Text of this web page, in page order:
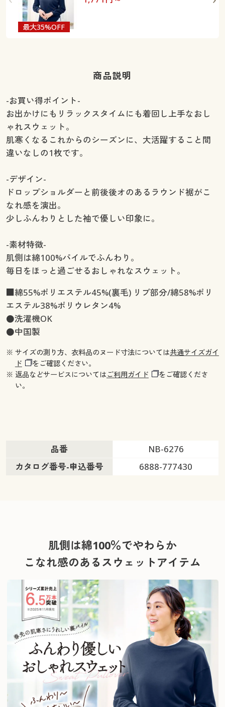
最大35%OFF
商品説明
-お買い得ポイント-
お出かけにもリラックスタイムにも着回し上手なおし
ゃれスウェット。
肌寒くなるこれからのシーズンに、大活躍すること間
違いなしの1枚です。
-デザイン-
ドロップショルダーと前後後オのあるラウンド裾がこ
なれ感を演出。
少しふんわりとした袖で優しい印象に。
-素材特徴-
肌側は綿100%パイルでふんわり。
毎日をほっと過ごせるおしゃれなスウェット。
■綿55%ポリエステル45%(裏毛) リブ部分/綿58%ポリ
エステル38%ポリウレタン4%
●洗濯機OK
●中国製
※ サイズの測り方、衣料品のヌード寸法については共通サイズガイ
ド
をご確認ください。
※ 返品などサービスについてはご利用ガイド
をご確認くださ
い。
品番
NB-6276
カタログ番号-申込番号
6888-777430
肌側は綿100％でやわらか
こなれ感のあるスウェットアイテム